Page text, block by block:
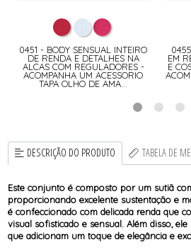
0451 - BODY SENSUAL INTEIRO
DE RENDA E DETALHES NA
ALCAS COM REGULADORES -
ACOMPANHA UM ACESSORIO
TAPA OLHO DE AMA...
EM
E
DESCRIÇÃO DO PRODUTO TABELA DE
Este conjunto é composto por um sutiã
proporcionando excelente sustentação e
é confeccionado com delicada renda que
visual sofisticado e sensual. Além disso,
que adicionam um toque de elegância e